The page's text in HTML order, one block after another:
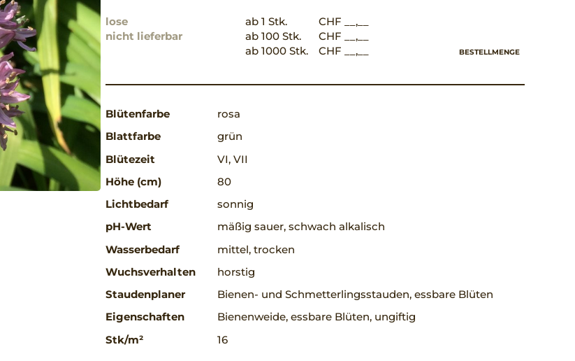
lose
nicht lieferbar
ab 1 Stk.
CHF __,__
ab 100 Stk.
CHF __,__
ab 1000 Stk.
CHF __,__ BESTELLMENGE
Blütenfarbe
rosa
Blattfarbe
grün
Blütezeit
VI, VII
Höhe (cm)
80
Lichtbedarf
sonnig
pH-Wert
mäßig sauer, schwach alkalisch
Wasserbedarf
mittel, trocken
Wuchsverhalten
horstig
Staudenplaner
Bienen- und Schmetterlingsstauden, essbare Blüten
Eigenschaften
Bienenweide, essbare Blüten, ungiftig
Stk/m²
16